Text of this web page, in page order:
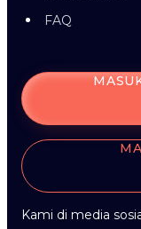
FAQ
Kami di media